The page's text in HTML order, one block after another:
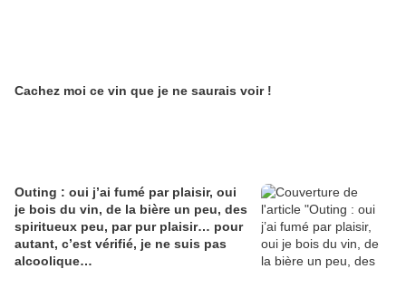
Cachez moi ce vin que je ne saurais voir !
Outing : oui j’ai fumé par plaisir, oui
je bois du vin, de la bière un peu, des
spiritueux peu, par pur plaisir… pour
autant, c’est vérifié, je ne suis pas
alcoolique…